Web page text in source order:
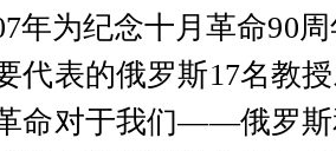
年为纪念十月 革命90
代表的俄罗斯17名教
命对于我们——俄罗